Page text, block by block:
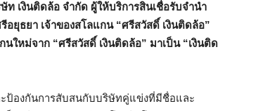
เงินติดล้อ จำกัด ผู้ให้บริการสินเชื่อรับจำนำ
ยุธยา เจ้าของสโลแกน “ศรีสวัสดิ์ เงินติดล้อ”
นใหม่จาก “ศรีสวัสดิ์ เงินติดล้อ” มาเป็น “เงินติด
ะป้องกันการสับสนกับบริษัทคู่แข่งที่มีชื่อและ